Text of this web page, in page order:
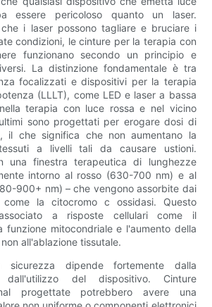
essere pericoloso quanto un laser.
i laser possono tagliare e bruciare i
condizioni, le cinture per la terapia con
funzionano secondo un principio e
La distinzione fondamentale è tra
focalizzati e dispositivi per la terapia
(LLLT), come LED e laser a bassa
terapia con luce rossa e nel vicino
sono progettati per erogare dosi di
il che significa che non aumentano la
a livelli tali da causare ustioni.
una finestra terapeutica di lunghezze
intorno al rosso (630-700 nm) e al
900+ nm) – che vengono assorbite dai
come la citocromo c ossidasi. Questo
a risposte cellulari come il
funzione mitocondriale e l'aumento della
all'ablazione tissutale.
dipende fortemente dalla
del dispositivo. Cinture
progettate potrebbero avere una